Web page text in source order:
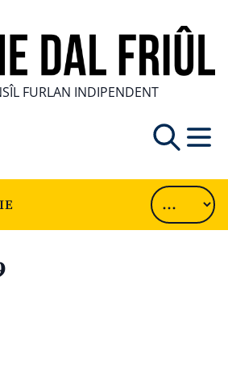
FURLAN INDIPENDENT